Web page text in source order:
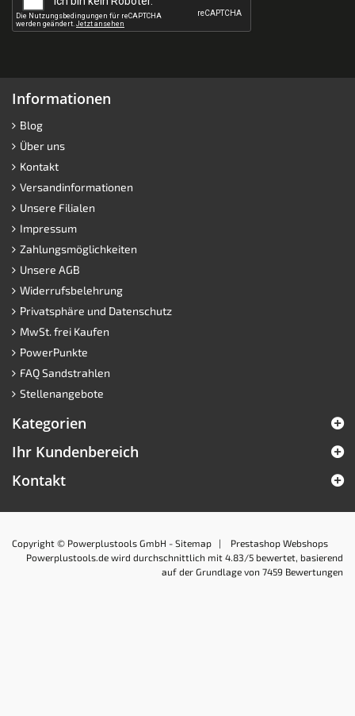
Informationen
Blog
Über uns
Kontakt
Versandinformationen
Unsere Filialen
Impressum
Zahlungsmöglichkeiten
Unsere AGB
Widerrufsbelehrung
Privatsphäre und Datenschutz
MwSt. frei Kaufen
PowerPunkte
FAQ Sandstrahlen
Stellenangebote
Kategorien
Ihr Kundenbereich
Kontakt
Copyright © Powerplustools GmbH - Sitemap | Prestashop Webshops
Powerplustools.de wird durchschnittlich mit 4.83 /5 bewertet, basierend
auf der Grundlage von 7459 Bewertungen